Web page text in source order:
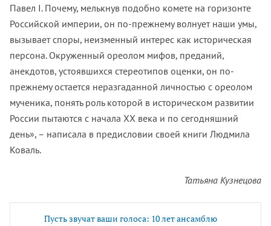
Павел I. Почему, мелькнув подобно комете на горизонте
Российской империи, он по-прежнему волнует наши умы,
вызывает споры, неизменный интерес как историческая
персона. Окруженный ореолом мифов, преданий,
анекдотов, устоявшихся стереотипов оценки, он по-
прежнему остается неразгаданной личностью с ореолом
мученика, понять роль которой в историческом развитии
России пытаются с начала ХХ века и по сегодняшний
день», – написала в предисловии своей книги Людмила
Коваль.
Татьяна Кузнецова
Пусть звучат ваши голоса: 10 лет ансамблю